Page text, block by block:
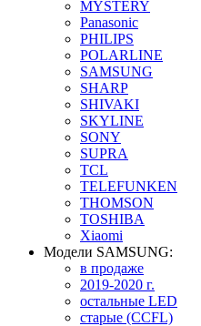
MYSTERY
Panasonic
PHILIPS
POLARLINE
SAMSUNG
SHARP
SHIVAKI
SKYLINE
SONY
SUPRA
TCL
TELEFUNKEN
THOMSON
TOSHIBA
Xiaomi
Модели SAMSUNG:
в продаже
2019-2020 г.
остальные LED
старые (CCFL)